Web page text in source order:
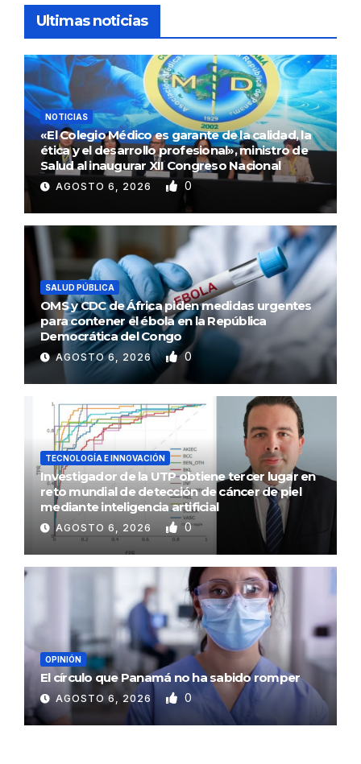
Ultimas noticias
NOTICIAS
«El Colegio Médico es garante de la calidad, la
ética y el desarrollo profesional», ministro de
Salud al inaugurar XII Congreso Nacional
AGOSTO 6, 2026 0
SALUD PÚBLICA
OMS y CDC de África piden medidas urgentes
para contener el ébola en la República
Democrática del Congo
AGOSTO 6, 2026 0
TECNOLOGÍA E INNOVACIÓN
Investigador de la UTP obtiene tercer lugar en
reto mundial de detección de cáncer de piel
mediante inteligencia artificial
AGOSTO 6, 2026 0
OPINIÓN
El círculo que Panamá no ha sabido romper
AGOSTO 6, 2026 0